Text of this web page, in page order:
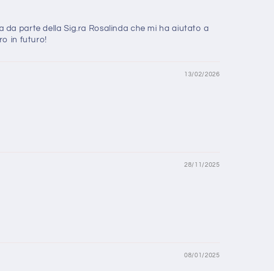
parte della Sig.ra Rosalinda che mi ha aiutato a
in futuro!
13/02/2026
28/11/2025
08/01/2025